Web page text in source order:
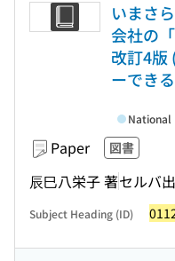
いまさ
会社の
改訂4版
ーでき
Paper 図書
辰巳八栄子 著セルバ
National
Subject Heading (ID)